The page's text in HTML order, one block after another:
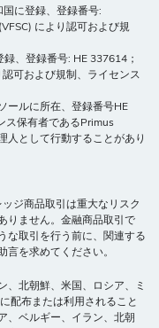
国に登録、登録番号:
により認可および規
、登録番号: HE 337614；
可および規制、ライセンス
ールに所在、登録番号HE
ス保有者であるPrimus
人として行動することがあり
ジ商品取引は重大なリスク
りません。金融商品取引で
な取引を行う前に、関連する
言を求めてください。
、北朝鮮、米国、ロシア、ミ
配布または利用されること
、ベルギー、イラン、北朝